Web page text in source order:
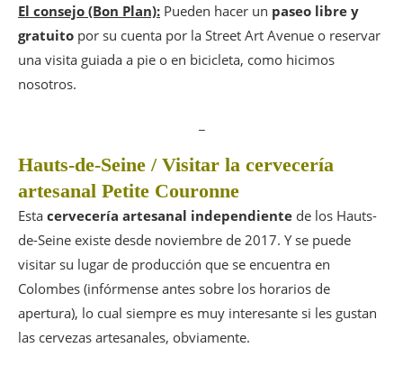
El consejo (Bon Plan): Pueden hacer un paseo libre y
gratuito por su cuenta por la Street Art Avenue o reservar
una visita guiada a pie o en bicicleta, como hicimos
nosotros.
Hauts-de-Seine / Visitar la cervecería
artesanal Petite Couronne
Esta cervecería artesanal independiente de los Hauts-
de-Seine existe desde noviembre de 2017. Y se puede
visitar su lugar de producción que se encuentra en
Colombes (infórmense antes sobre los horarios de
apertura), lo cual siempre es muy interesante si les gustan
las cervezas artesanales, obviamente.